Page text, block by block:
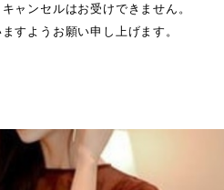
ャンセルはお受けできません。
すようお願い申し上げます。